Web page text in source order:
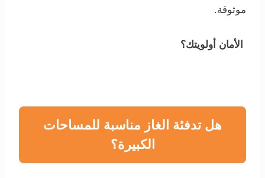
موثوقة.
الأمان أولويتك؟
هل تدفئة الغاز مناسبة للمساحات
الكبيرة؟